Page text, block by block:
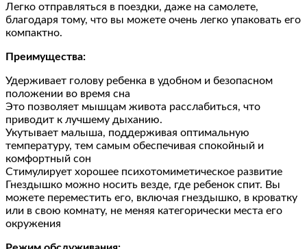
Легко отправляться в поездки, даже на самолете,
благодаря тому, что вы можете очень легко упаковать его
компактно.
Преимущества:
Удерживает голову ребенка в удобном и безопасном
положении во время сна
Это позволяет мышцам живота расслабиться, что
приводит к лучшему дыханию.
Укутывает малыша, поддерживая оптимальную
температуру, тем самым обеспечивая спокойный и
комфортный сон
Стимулирует хорошее психотомиметическое развитие
Гнездышко можно носить везде, где ребенок спит. Вы
можете переместить его, включая гнездышко, в кроватку
или в свою комнату, не меняя категорически места его
окружения